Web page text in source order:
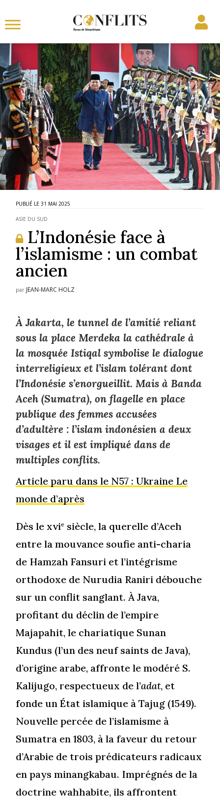
31 MAI 2025
ASIE DU SUD
L’Indonésie face à
l’islamisme : un combat
ancien
par JEAN-MARC HOLZ
À Jakarta, le tunnel de l’amitié reliant
sous la place Merdeka la cathédrale à
la mosquée Istiqal symbolise le dialogue
interreligieux et l’islam tolérant dont
l’Indonésie s’enorgueillit. Mais à Banda
Aceh (Sumatra), on flagelle en place
publique des femmes accusées
d’adultère : l’islam indonésien a deux
visages et il est impliqué dans de
multiples conflits.
Article paru dans le N57 : Ukraine Le
monde d’après
Dès le xvie siècle, la querelle d’Aceh
entre la mouvance soufie anti-charia
de Hamzah Fansuri et l’intégrisme
orthodoxe de Nurudia Raniri débouche
sur un conflit sanglant. À Java,
profitant du déclin de l’empire
Majapahit, le chariatique Sunan
Kundus (l’un des neuf saints de Java),
d’origine arabe, affronte le modéré S.
Kalijugo, respectueux de l’adat, et
fonde un État islamique à Tajug (1549).
Nouvelle percée de l’islamisme à
Sumatra en 1803, à la faveur du retour
d’Arabie de trois prédicateurs radicaux
en pays minangkabau. Imprégnés de la
doctrine wahhabite, ils affrontent